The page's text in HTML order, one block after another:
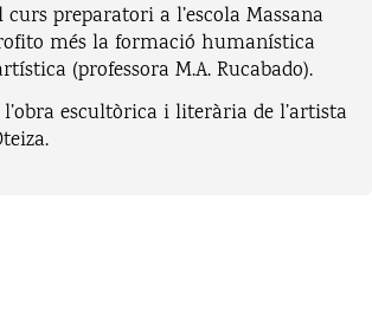
curs preparatori a l’escola Massana
més la formació humanística
(professora M.A. Rucabado).
l’obra escultòrica i literària de l’artista